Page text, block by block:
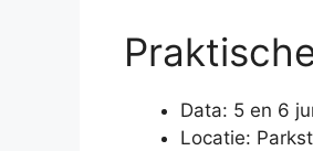
Data: 5 en 6
Locatie: